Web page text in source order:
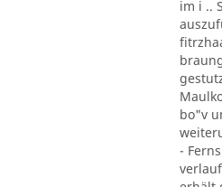
im i ..
bo"v
-